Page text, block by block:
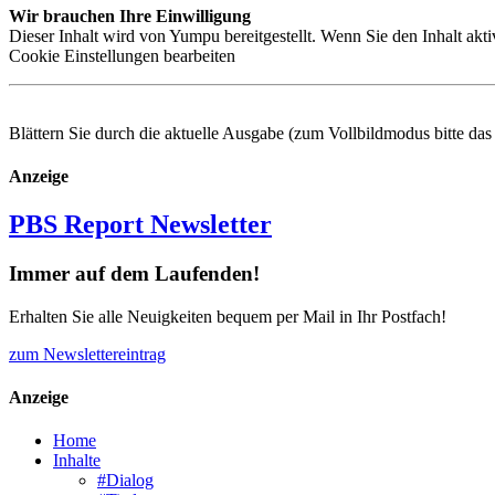
Wir brauchen Ihre Einwilligung
Dieser Inhalt wird von Yumpu bereitgestellt. Wenn Sie den Inhalt
Cookie Einstellungen bearbeiten
Blättern Sie durch die aktuelle Ausgabe (zum Vollbildmodus bitte
Anzeige
PBS Report Newsletter
Immer auf dem Laufenden!
Erhalten Sie alle Neuigkeiten bequem per Mail in Ihr Postfach!
zum Newslettereintrag
Anzeige
Home
Inhalte
#Dialog